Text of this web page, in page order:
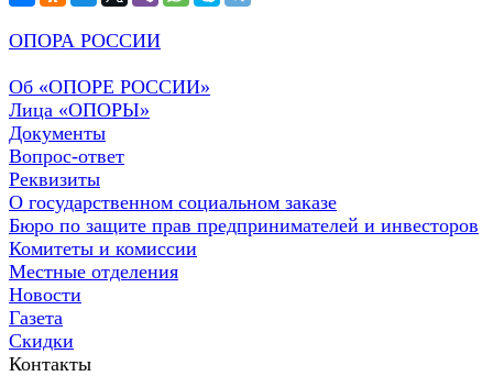
ОПОРА РОССИИ
Об «ОПОРЕ РОССИИ»
Лица «ОПОРЫ»
Документы
Вопрос-ответ
Реквизиты
О государственном социальном заказе
Бюро по защите прав предпринимателей и инвесторов
Комитеты и комиссии
Местные отделения
Новости
Газета
Скидки
Контакты